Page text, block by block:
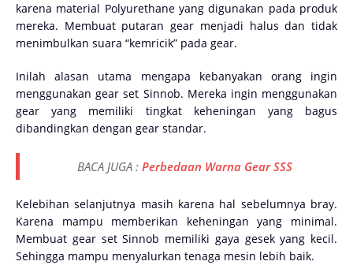
karena material Polyurethane yang digunakan pada produk
mereka. Membuat putaran gear menjadi halus dan tidak
menimbulkan suara “kemricik” pada gear.
Inilah alasan utama mengapa kebanyakan orang ingin
menggunakan gear set Sinnob. Mereka ingin menggunakan
gear yang memiliki tingkat keheningan yang bagus
dibandingkan dengan gear standar.
BACA JUGA : Perbedaan Warna Gear SSS
Kelebihan selanjutnya masih karena hal sebelumnya bray.
Karena mampu memberikan keheningan yang minimal.
Membuat gear set Sinnob memiliki gaya gesek yang kecil.
Sehingga mampu menyalurkan tenaga mesin lebih baik.